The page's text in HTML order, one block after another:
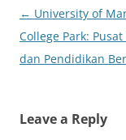
Post
navigation
← University of
College Park:
dan Pendidikan
Leave a Reply